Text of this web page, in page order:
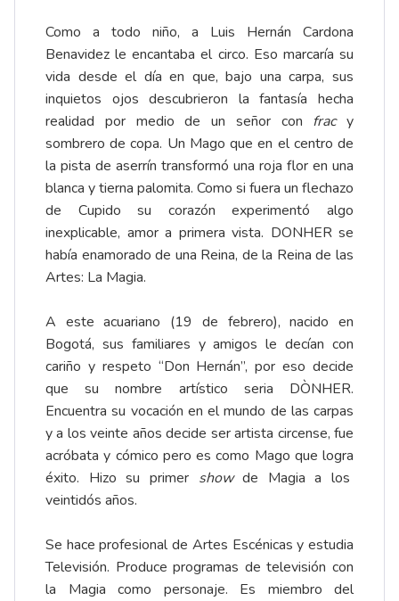
Como a todo niño, a Luis Hernán Cardona
Benavidez le encantaba el circo. Eso marcaría su
vida desde el día en que, bajo una carpa, sus
inquietos ojos descubrieron la fantasía hecha
realidad por medio de un señor con frac y
sombrero de copa. Un Mago que en el centro de
la pista de aserrín transformó una roja flor en una
blanca y tierna palomita. Como si fuera un flechazo
de Cupido su corazón experimentó algo
inexplicable, amor a primera vista. DONHER se
había enamorado de una Reina, de la Reina de las
Artes: La Magia.
A este acuariano (19 de febrero), nacido en
Bogotá, sus familiares y amigos le decían con
cariño y respeto “Don Hernán”, por eso decide
que su nombre artístico seria DÒNHER.
Encuentra su vocación en el mundo de las carpas
y a los veinte años decide ser artista circense, fue
acróbata y cómico pero es como Mago que logra
éxito. Hizo su primer showde Magia a los
veintidós años.
Se hace profesional de Artes Escénicas y estudia
Televisión. Produce programas de televisión con
la Magia como personaje. Es miembro del